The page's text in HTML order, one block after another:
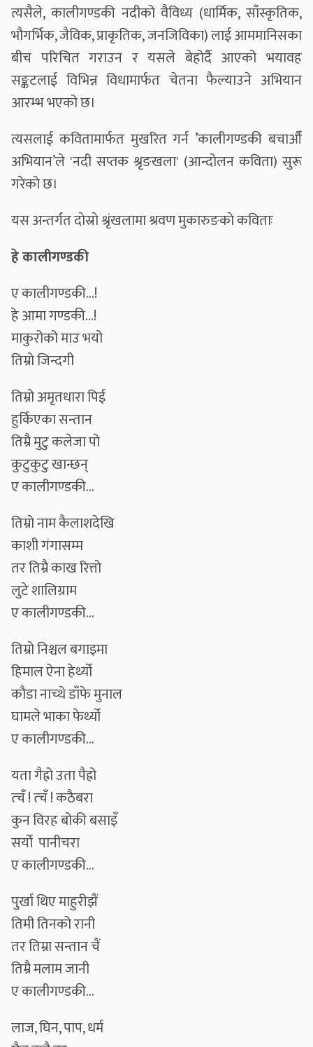
त्यसैले, कालीगण्डकी नदीको वैविध्य (धार्मिक, साँस्कृतिक,
भौगर्भिक, जैविक, प्राकृतिक, जनजिविका) लाई आममानिसका
बीच परिचित गराउन र यसले बेहोर्दै आएको भयावह
सङ्कटलाई विभिन्न विधामार्फत चेतना फैल्याउने अभियान
आरम्भ भएको छ।
त्यसलाई कवितामार्फत मुखरित गर्न ’कालीगण्डकी बचाऔँ
अभियान’ले 'नदी सप्तक श्रृङखला' (आन्दोलन कविता) सुरू
गरेकाे छ।
यस अन्तर्गत दाेस्राे श्रृंखलामा श्रवण मुकारुङकाे कविताः
हे कालीगण्डकी
ए कालीगण्डकी...!
हे आमा गण्डकी...!
माकुरोको माउ भयो
तिम्रो जिन्दगी
तिम्रो अमृतधारा पिई
हुर्किएका सन्तान
तिम्रै मुटु कलेजा पो
कुटुकुटु खान्छन्
ए कालीगण्डकी...
तिम्रो नाम कैलाशदेखि
काशी गंगासम्म
तर तिम्रै काख रित्तो
लुटे शालिग्राम
ए कालीगण्डकी...
तिम्रो निश्चल बगाइमा
हिमाल ऐना हेर्थ्यो
कौडा नाच्थे डाँफे मुनाल
घामले भाका फेर्थ्यो
ए कालीगण्डकी...
यता गैह्रो उता पैह्रो
त्चँ ! त्चँ ! कठैबरा
कुन विरह बोकी बसाइँ
सर्यो पानीचरा
ए कालीगण्डकी...
पुर्खा थिए माहुरीझैं
तिमी तिनको रानी
तर तिम्रा सन्तान चैं
तिम्रै मलाम जानी
ए कालीगण्डकी...
लाज, घिन, पाप, धर्म